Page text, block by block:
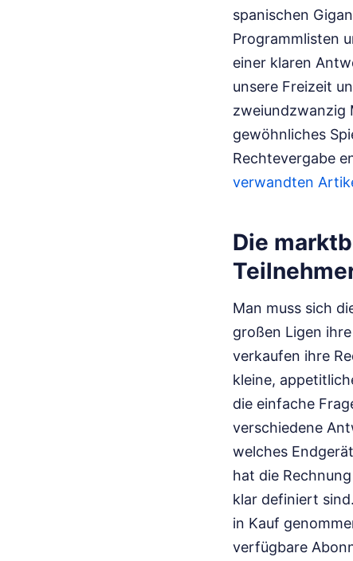
spanischen
Programmlisten
einer klaren
unsere Freizeit
zweiundzwanzig
gewöhnliches
Rechtevergabe
verwandten
Die
Man muss sich
großen Ligen
verkaufen ihre
kleine,
die einfache
verschiedene
welches
hat die
klar definiert
in Kauf
verfügbare